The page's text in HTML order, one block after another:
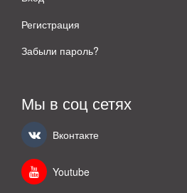
Регистрация
Забыли пароль?
Мы в соц сетях
Вконтакте
Youtube